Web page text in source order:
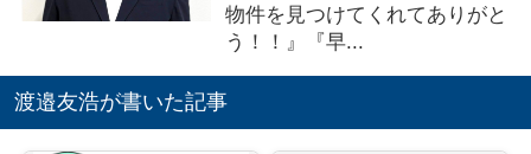
物件を見つけてくれてありがと
う！！』『早...
渡邉友浩が書いた記事